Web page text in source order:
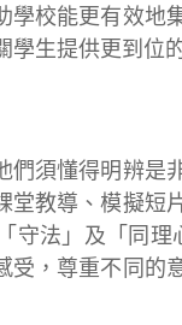
學校能更有效地
學生提供更到位
須懂得明辨是非
堂教導、模擬短
守法」及「同
受，尊重不同的